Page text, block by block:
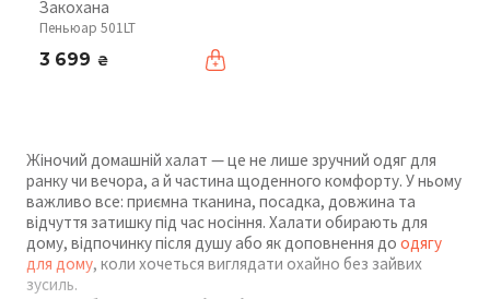
Закохана
Пеньюар 501LT
3 699 ₴
Жіночий домашній халат — це не лише зручний одяг для
ранку чи вечора, а й частина щоденного комфорту. У ньому
важливо все: приємна тканина, посадка, довжина та
відчуття затишку під час носіння. Халати обирають для
дому, відпочинку після душу або як доповнення до одягу
для дому, коли хочеться виглядати охайно без зайвих
зусиль.